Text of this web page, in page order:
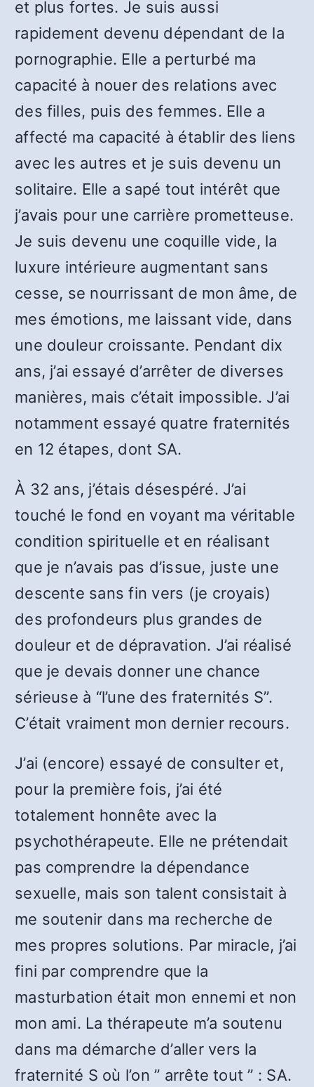
et plus fortes. Je suis aussi
rapidement devenu dépendant de la
pornographie. Elle a perturbé ma
capacité à nouer des relations avec
des filles, puis des femmes. Elle a
affecté ma capacité à établir des liens
avec les autres et je suis devenu un
solitaire. Elle a sapé tout intérêt que
j’avais pour une carrière prometteuse.
Je suis devenu une coquille vide, la
luxure intérieure augmentant sans
cesse, se nourrissant de mon âme, de
mes émotions, me laissant vide, dans
une douleur croissante. Pendant dix
ans, j’ai essayé d’arrêter de diverses
manières, mais c’était impossible. J’ai
notamment essayé quatre fraternités
en 12 étapes, dont SA.
À 32 ans, j’étais désespéré. J’ai
touché le fond en voyant ma véritable
condition spirituelle et en réalisant
que je n’avais pas d’issue, juste une
descente sans fin vers (je croyais)
des profondeurs plus grandes de
douleur et de dépravation. J’ai réalisé
que je devais donner une chance
sérieuse à “l’une des fraternités S”.
C’était vraiment mon dernier recours.
J’ai (encore) essayé de consulter et,
pour la première fois, j’ai été
totalement honnête avec la
psychothérapeute. Elle ne prétendait
pas comprendre la dépendance
sexuelle, mais son talent consistait à
me soutenir dans ma recherche de
mes propres solutions. Par miracle, j’ai
fini par comprendre que la
masturbation était mon ennemi et non
mon ami. La thérapeute m’a soutenu
dans ma démarche d’aller vers la
fraternité S où l’on ” arrête tout ” : SA.